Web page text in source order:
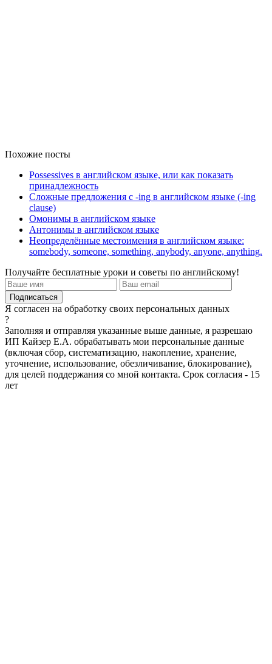
Похожие посты
Possessives в английском языке, или как показать
принадлежность
Сложные предложения с -ing в английском языке (-ing
clause)
Омонимы в английском языке
Антонимы в английском языке
Неопределённые местоимения в английском языке:
somebody, someone, something, anybody, anyone, anything.
Получайте бесплатные уроки и советы по английскому!
Я согласен на обработку своих персональных данных
?
Заполняя и отправляя указанные выше данные, я разрешаю
ИП Кайзер Е.А. обрабатывать мои персональные данные
(включая сбор, систематизацию, накопление, хранение,
уточнение, использование, обезличивание, блокирование),
для целей поддержания со мной контакта. Срок согласия - 15
лет